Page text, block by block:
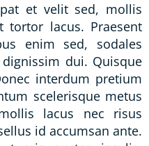
et velit sed, mollis
tortor lacus. Praesent
enim sed, sodales
dui. Quisque
interdum pretium
scelerisque metus
lacus nec risus
id accumsan ante.